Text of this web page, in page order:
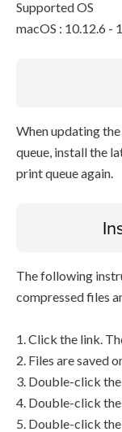
Supported OS
macOS : 10.12.6 -
When updating
queue, install the
print queue again.
The following
compressed files
1. Click the link.
2. Files are saved
3. Double-click
4. Double-click
5. Double-click